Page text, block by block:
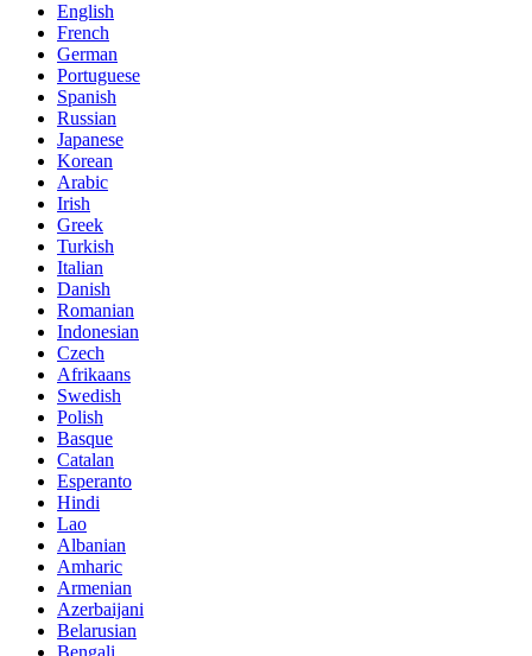
English
French
German
Portuguese
Spanish
Russian
Japanese
Korean
Arabic
Irish
Greek
Turkish
Italian
Danish
Romanian
Indonesian
Czech
Afrikaans
Swedish
Polish
Basque
Catalan
Esperanto
Hindi
Lao
Albanian
Amharic
Armenian
Azerbaijani
Belarusian